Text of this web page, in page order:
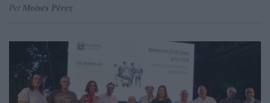
PerMoisés Pérez